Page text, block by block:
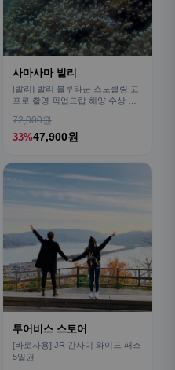
사마사마 발리
[발리] 발리 블루라군 스노쿨링 고
프로 촬영 픽업드랍 해양 수상 액
72,000원
33%47,900원
투어비스 스토어
[바로사용] JR 간사이 와이드 패스
5일권